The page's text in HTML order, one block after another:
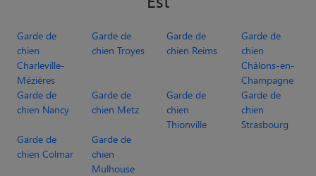
Garde de
chien
Charleville-
Mézières
Garde de
chien Troyes
Garde de
chien Reims
Garde de
chien
Châlons-en-
Champagne
Garde de
chien Nancy
Garde de
chien Metz
Garde de
chien
Thionville
Garde de
chien
Strasbourg
Garde de
chien Colmar
Garde de
chien
Mulhouse